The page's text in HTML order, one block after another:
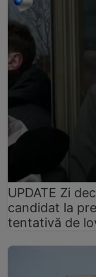
UPDATE Zi
candidat la
tentativă de